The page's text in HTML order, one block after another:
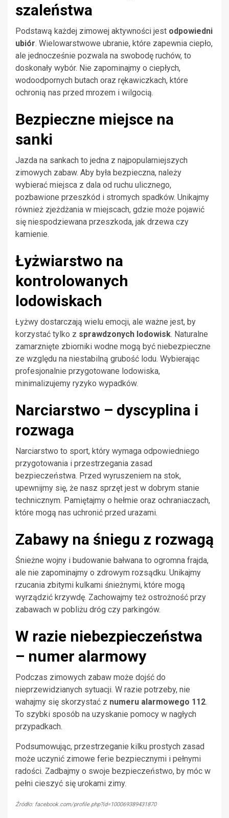
szaleństwa
Podstawą każdej zimowej aktywności jest odpowiedni
ubiór. Wielowarstwowe ubranie, które zapewnia ciepło,
ale jednocześnie pozwala na swobodę ruchów, to
doskonały wybór. Nie zapominajmy o ciepłych,
wodoodpornych butach oraz rękawiczkach, które
ochronią nas przed mrozem i wilgocią.
Bezpieczne miejsce na
sanki
Jazda na sankach to jedna z najpopularniejszych
zimowych zabaw. Aby była bezpieczna, należy
wybierać miejsca z dala od ruchu ulicznego,
pozbawione przeszkód i stromych spadków. Unikajmy
również zjeżdżania w miejscach, gdzie może pojawić
się niespodziewana przeszkoda, jak drzewa czy
kamienie.
Łyżwiarstwo na
kontrolowanych
lodowiskach
Łyżwy dostarczają wielu emocji, ale ważne jest, by
korzystać tylko z sprawdzonych lodowisk. Naturalne
zamarznięte zbiorniki wodne mogą być niebezpieczne
ze względu na niestabilną grubość lodu. Wybierając
profesjonalnie przygotowane lodowiska,
minimalizujemy ryzyko wypadków.
Narciarstwo – dyscyplina i
rozwaga
Narciarstwo to sport, który wymaga odpowiedniego
przygotowania i przestrzegania zasad
bezpieczeństwa. Przed wyruszeniem na stok,
upewnijmy się, że nasz sprzęt jest w dobrym stanie
technicznym. Pamiętajmy o hełmie oraz ochraniaczach,
które mogą nas uchronić przed urazami.
Zabawy na śniegu z rozwagą
Śnieżne wojny i budowanie bałwana to ogromna frajda,
ale nie zapominajmy o zdrowym rozsądku. Unikajmy
rzucania zbitymi kulkami śnieżnymi, które mogą
wyrządzić krzywdę. Zachowajmy też ostrożność przy
zabawach w pobliżu dróg czy parkingów.
W razie niebezpieczeństwa
– numer alarmowy
Podczas zimowych zabaw może dojść do
nieprzewidzianych sytuacji. W razie potrzeby, nie
wahajmy się skorzystać z numeru alarmowego 112.
To szybki sposób na uzyskanie pomocy w nagłych
przypadkach.
Podsumowując, przestrzeganie kilku prostych zasad
może uczynić zimowe ferie bezpiecznymi i pełnymi
radości. Zadbajmy o swoje bezpieczeństwo, by móc w
pełni cieszyć się urokami zimy.
Źródło: facebook.com/profile.php?id=100069389431870